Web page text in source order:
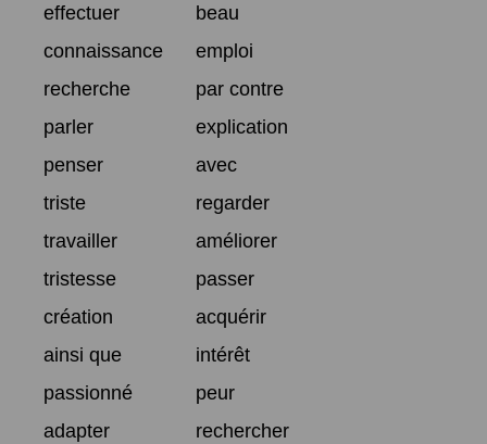
effectuer
beau
connaissance
emploi
recherche
par contre
parler
explication
penser
avec
triste
regarder
travailler
améliorer
tristesse
passer
création
acquérir
ainsi que
intérêt
passionné
peur
adapter
rechercher